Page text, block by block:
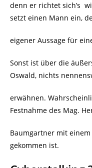
denn er richtet sich’s
setzt einen Mann ein,
eigener Aussage für
Sonst ist über die
Oswald, nichts
erwähnen.
Festnahme des Mag.
Baumgartner mit
gekommen ist.